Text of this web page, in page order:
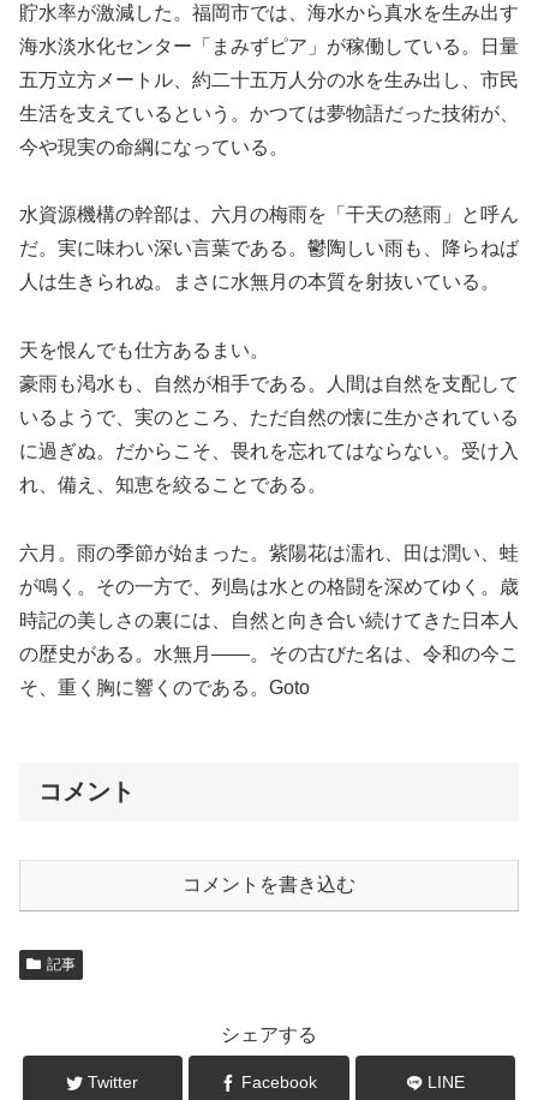
貯水率が激減した。福岡市では、海水から真水を生み出す
海水淡水化センター「まみずピア」が稼働している。日量
五万立方メートル、約二十五万人分の水を生み出し、市民
生活を支えているという。かつては夢物語だった技術が、
今や現実の命綱になっている。
水資源機構の幹部は、六月の梅雨を「干天の慈雨」と呼ん
だ。実に味わい深い言葉である。鬱陶しい雨も、降らねば
人は生きられぬ。まさに水無月の本質を射抜いている。
天を恨んでも仕方あるまい。
豪雨も渇水も、自然が相手である。人間は自然を支配して
いるようで、実のところ、ただ自然の懐に生かされている
に過ぎぬ。だからこそ、畏れを忘れてはならない。受け入
れ、備え、知恵を絞ることである。
六月。雨の季節が始まった。紫陽花は濡れ、田は潤い、蛙
が鳴く。その一方で、列島は水との格闘を深めてゆく。歳
時記の美しさの裏には、自然と向き合い続けてきた日本人
の歴史がある。水無月――。その古びた名は、令和の今こ
そ、重く胸に響くのである。Goto
コメント
コメントを書き込む
記事
シェアする
Twitter Facebook LINE